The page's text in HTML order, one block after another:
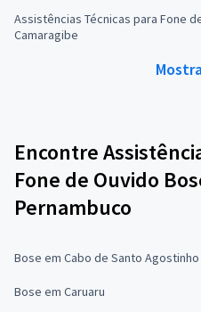
Assistências Técnicas para Fone
Camaragibe
Encontre
Fone de Ouvido
Pernambuco
Bose em Cabo de Santo Agostinho
Bose em Caruaru